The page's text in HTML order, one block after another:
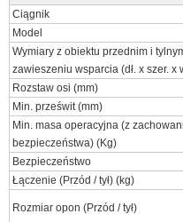
Ciągnik
Model
Wymiary z obiektu przednim i
zawieszeniu wsparcia (dł. x szer. x
Rozstaw osi (mm)
Min. prześwit (mm)
Min. masa operacyjna (z
bezpieczeństwa) (Kg)
Bezpieczeństwo
Łączenie (Przód / tył) (kg)
Rozmiar opon (Przód / tył)